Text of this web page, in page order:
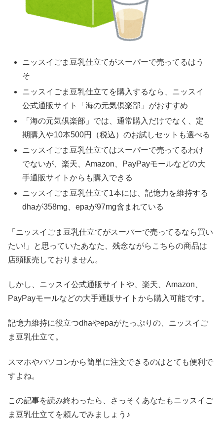
ニッスイごま豆乳仕立てがスーパーで売ってるはう
そ
ニッスイごま豆乳仕立てを購入するなら、ニッスイ
公式通販サイト「海の元気倶楽部」がおすすめ
「海の元気倶楽部」では、通常購入だけでなく、定
期購入や10本500円（税込）のお試しセットも選べる
ニッスイごま豆乳仕立てはスーパーで売ってるわけ
でないが、楽天、Amazon、PayPayモールなどの大
手通販サイトからも購入できる
ニッスイごま豆乳仕立て1本には、記憶力を維持する
dhaが358mg、epaが97mg含まれている
「ニッスイごま豆乳仕立てがスーパーで売ってるなら買い
たい!」と思っていたあなた、残念ながらこちらの商品は
店頭販売しておりません。
しかし、ニッスイ公式通販サイトや、楽天、Amazon、
PayPayモールなどの大手通販サイトから購入可能です。
記憶力維持に役立つdhaやepaがたっぷりの、ニッスイご
ま豆乳仕立て。
スマホやパソコンから簡単に注文できるのはとても便利で
すよね。
この記事を読み終わったら、さっそくあなたもニッスイご
ま豆乳仕立てを頼んでみましょう♪